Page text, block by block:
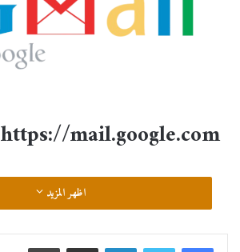
https://mail.google.com
اظهر المزيد